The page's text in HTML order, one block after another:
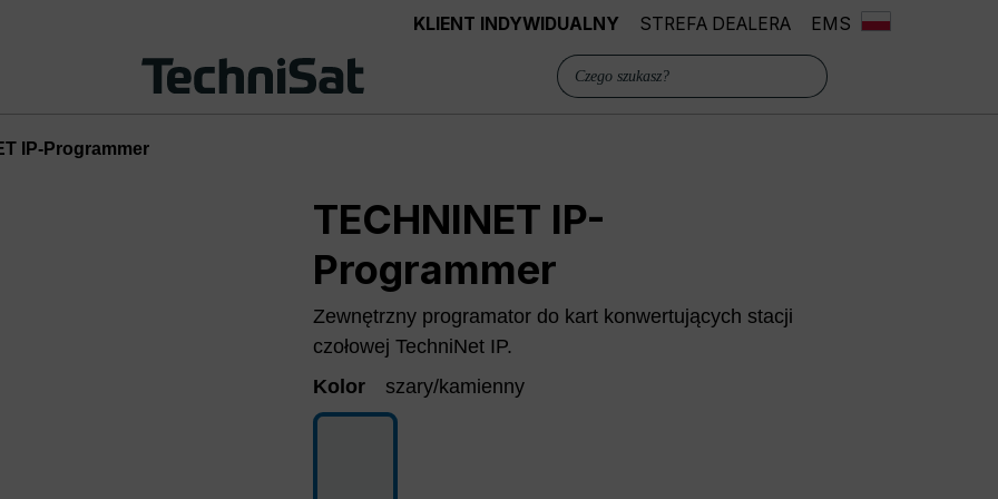
KLIENT INDYWIDUALNY STREFA DEALERA EMS
IP-Programmer
TECHNINET IP-
Programmer
Zewnętrzny programator do kart konwertujących stacji
czołowej TechniNet IP.
Kolor
szary/kamienny